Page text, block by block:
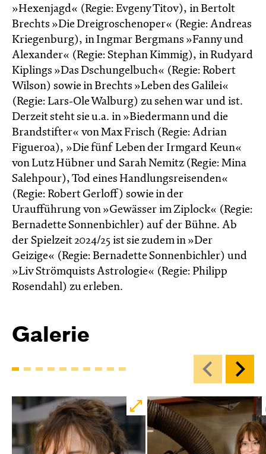
»Hexenjagd« (Regie: Evgeny Titov), in Bertolt
Brechts »Die Dreigroschenoper« (Regie: Andreas
Kriegenburg), in Ingmar Bergmans »Fanny und
Alexander« (Regie: Stephan Kimmig), in Rudyard
Kiplings »Das Dschungelbuch« (Regie: Robert
Wilson) sowie in Brechts »Leben des Galilei«
(Regie: Lars-Ole Walburg) zu sehen war und ist.
Derzeit steht sie u.a. in »Biedermann und die
Brandstifter« von Max Frisch (Regie: Adrian
Figueroa), »Die fünf Leben der Irmgard Keun«
von Lutz Hübner und Sarah Nemitz (Regie: Mina
Salehpour), Tod eines Handlungsreisenden«
(Regie: Robert Gerloff) sowie in der
Uraufführung von »Gewässer im Ziplock« (Regie:
Bernadette Sonnenbichler) auf der Bühne. Ab
der Spielzeit 2024/25 ist sie zudem in »Der
Geizige« (Regie: Bernadette Sonnenbichler) und
»Liv Strömquists Astrologie« (Regie: Philipp
Rosendahl) zu erleben.
Galerie